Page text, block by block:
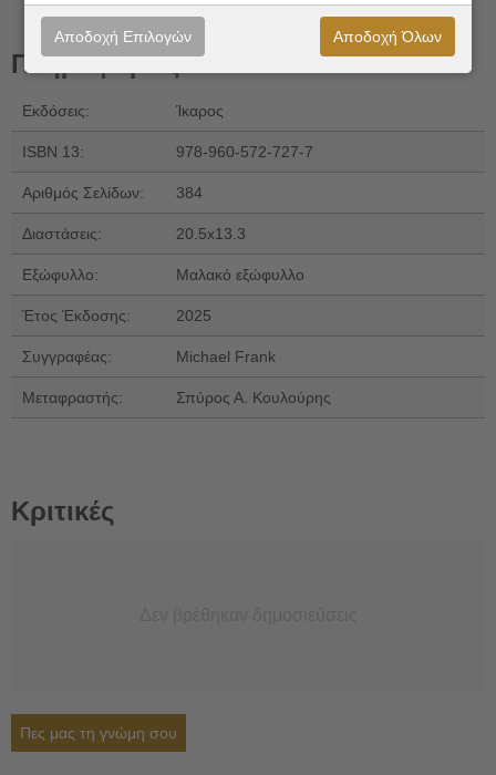
Πληροφορίες
Εκδόσεις: Ίκαρος
ISBN 13: 978-960-572-727-7
Αριθμός Σελίδων: 384
Διαστάσεις: 20.5x13.3
Εξώφυλλο: Μαλακό εξώφυλλο
Έτος Έκδοσης: 2025
Συγγραφέας: Michael Frank
Μεταφραστής: Σπύρος Α. Κουλούρης
Κριτικές
Πες μας τη γνώμη σου
Αποδοχή Επιλογών Αποδοχή Όλων